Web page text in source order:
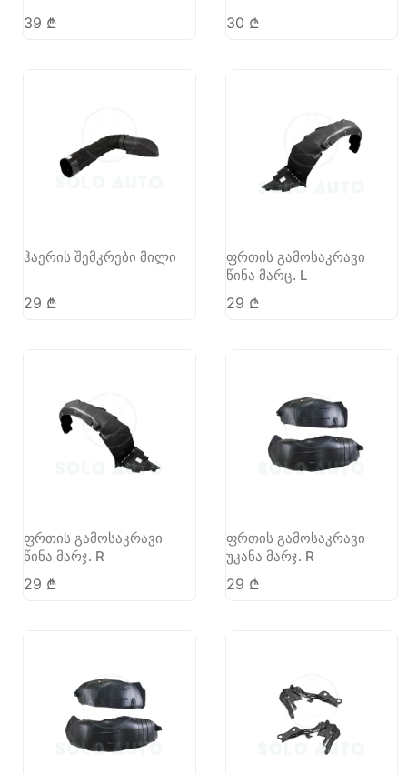
39 ₾ 30 ₾
ჰაერის შემკრები მილი
29 ₾
ფრთის გამოსაკრავი
წინა მარც. L
29 ₾
ფრთის გამოსაკრავი
წინა მარჯ. R
29 ₾
ფრთის გამოსაკრავი
უკანა მარჯ. R
29 ₾